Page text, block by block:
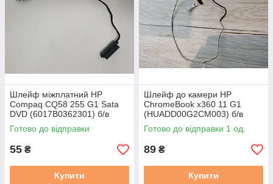
Шлейф міжплатний HP
Compaq CQ58 255 G1 Sata
DVD (6017B0362301) б/в
Готово до відправки
55 ₴
Купити
Шлейф до камери HP
ChromeBook x360 11 G1
(HUADD00G2CM003) б/в
Готово до відправки 1 од.
89 ₴
Купити